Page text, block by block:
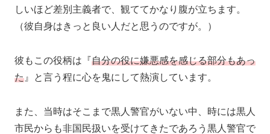
しいほど差別主義者で、観ててかなり腹が立ちます。
（彼自身はきっと良い人だと思うのですが。）
彼もこの役柄は『自分の役に嫌悪感を感じる部分もあっ
た 』と言う程に心を鬼にして熱演しています。
また、当時はそこまで黒人警官がいない中、時には黒人
市民からも非国民扱いを受けてきたであろう黒人警官で